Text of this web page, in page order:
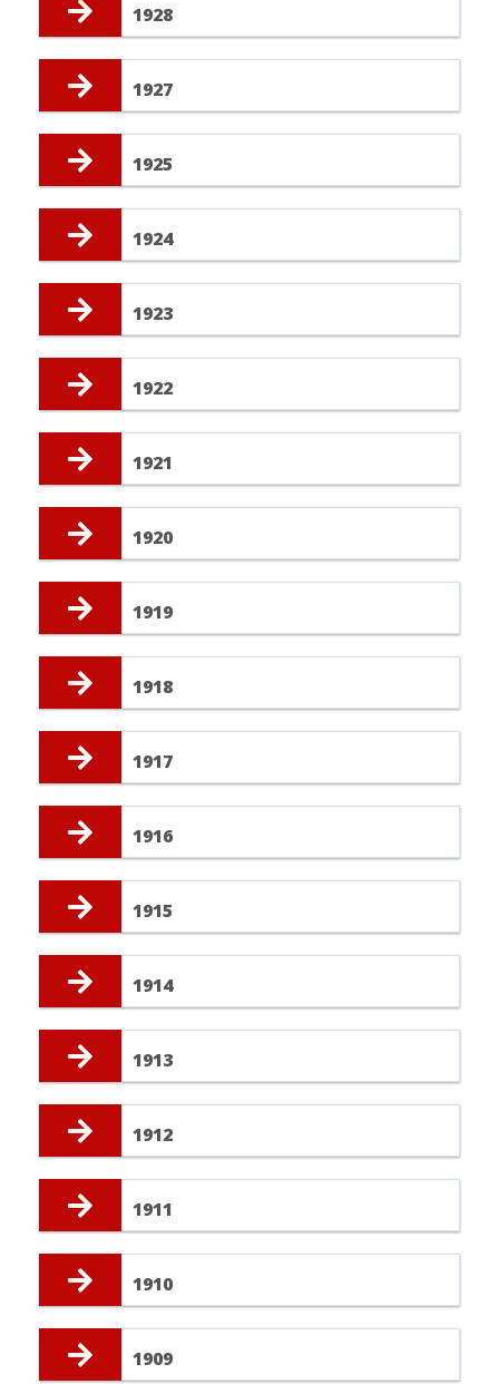
1928
1927
1925
1924
1923
1922
1921
1920
1919
1918
1917
1916
1915
1914
1913
1912
1911
1910
1909